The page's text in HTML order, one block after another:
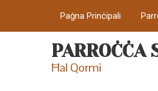
Paġna Prinċipali
PARROĊĊA
Ħal Qormi